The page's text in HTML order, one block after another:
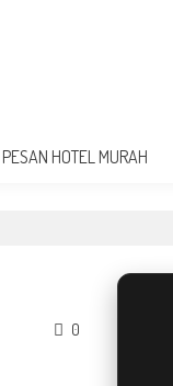
PESAN HOTEL MURAH
0